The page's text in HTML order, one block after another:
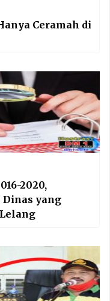
Ceramah di
2020,
yang